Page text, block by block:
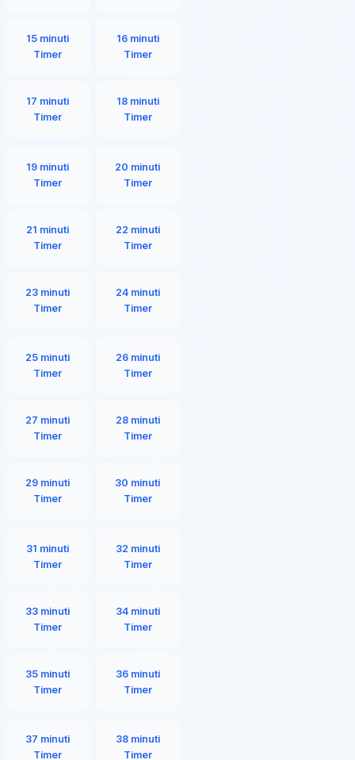
15 minuti
Timer
16 minuti
Timer
17 minuti
Timer
18 minuti
Timer
19 minuti
Timer
20 minuti
Timer
21 minuti
Timer
22 minuti
Timer
23 minuti
Timer
24 minuti
Timer
25 minuti
Timer
26 minuti
Timer
27 minuti
Timer
28 minuti
Timer
29 minuti
Timer
30 minuti
Timer
31 minuti
Timer
32 minuti
Timer
33 minuti
Timer
34 minuti
Timer
35 minuti
Timer
36 minuti
Timer
37 minuti
Timer
38 minuti
Timer